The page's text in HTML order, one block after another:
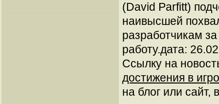
(David Parfitt)
наивысшей
разработчикам
работу.дата:
Ссылку на
достижения в
на блог или сайт,